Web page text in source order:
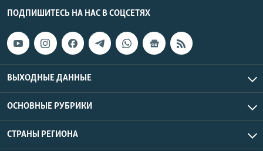
ПОДПИШИТЕСЬ НА НАС В СОЦСЕТЯХ
ВЫХОДНЫЕ ДАННЫЕ
ОСНОВНЫЕ РУБРИКИ
СТРАНЫ РЕГИОНА